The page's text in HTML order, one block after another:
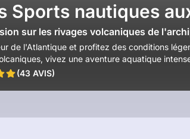
Sports nautiques
sur les rivages volcaniques de
de l'Atlantique et profitez des conditions
vivez une aventure aquatique
(43 AVIS)